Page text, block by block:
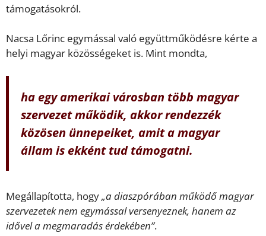
támogatásokról.
Nacsa Lőrinc egymással való együttműködésre kérte a
helyi magyar közösségeket is. Mint mondta,
ha egy amerikai városban több magyar
szervezet működik, akkor rendezzék
közösen ünnepeiket, amit a magyar
állam is ekként tud támogatni.
Megállapította, hogy„a diaszpórában működő magyar
szervezetek nem egymással versenyeznek, hanem az
idővel a megmaradás érdekében”.